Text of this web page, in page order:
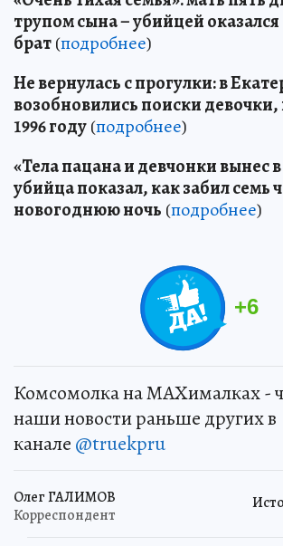
трупом сына – убийцей
брат(подробнее)
Не вернулась с прогулки: в
возобновились поиски
1996 году(подробнее)
«Тела пацана и девчонки вынес
убийца показал, как забил семь
новогоднюю ночь (подробнее)
+6
Комсомолка на MAXималках -
наши новости раньше других в
канале @truekpru
Олег ГАЛИМОВ
Корреспондент